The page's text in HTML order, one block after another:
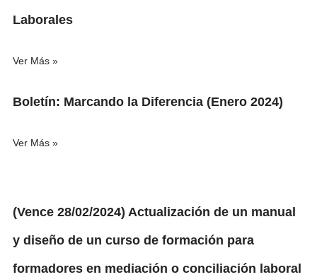
Laborales
Ver Más »
Boletín: Marcando la Diferencia (Enero 2024)
Ver Más »
(Vence 28/02/2024) Actualización de un manual
y diseño de un curso de formación para
formadores en mediación o conciliación laboral